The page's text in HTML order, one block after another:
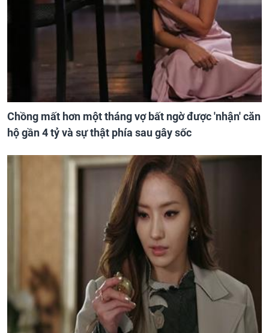
Chồng mất hơn một tháng vợ bất ngờ được 'nhận' căn
hộ gần 4 tỷ và sự thật phía sau gây sốc